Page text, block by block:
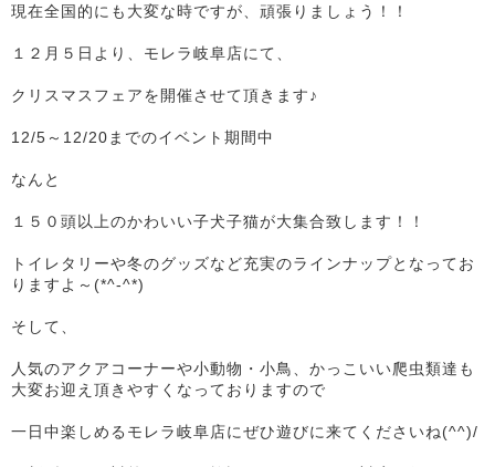
現在全国的にも大変な時ですが、頑張りましょう！！
１２月５日より、モレラ岐阜店にて、
クリスマスフェアを開催させて頂きます♪
12/5～12/20までのイベント期間中
なんと
１５０頭以上のかわいい子犬子猫が大集合致します！！
トイレタリーや冬のグッズなど充実のラインナップとなってお
りますよ～(*^-^*)
そして、
人気のアクアコーナーや小動物・小鳥、かっこいい爬虫類達も
大変お迎え頂きやすくなっておりますので
一日中楽しめるモレラ岐阜店にぜひ遊びに来てくださいね(^^)/